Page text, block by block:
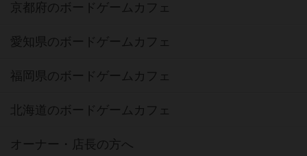
京都府のボードゲームカフェ
愛知県のボードゲームカフェ
福岡県のボードゲームカフェ
北海道のボードゲームカフェ
オーナー・店長の方へ